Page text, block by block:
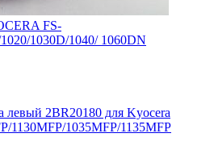
FS-
1030D/1040/ 1060DN
левый 2BR20180 для Kyocera
1130MFP/1035MFP/1135MFP